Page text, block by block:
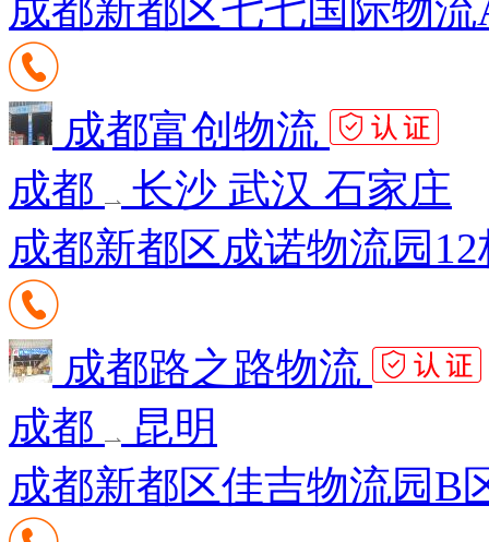
成都新都区七七国际物流
成都富创物流
成都
长沙 武汉 石家庄
成都新都区成诺物流园12
成都路之路物流
成都
昆明
成都新都区佳吉物流园B